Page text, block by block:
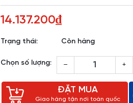
14.137.200₫
Trạng thái: Còn hàng
Chọn số lượng: – +
ĐẶT MUA
Giao hàng tận nơi toàn quốc